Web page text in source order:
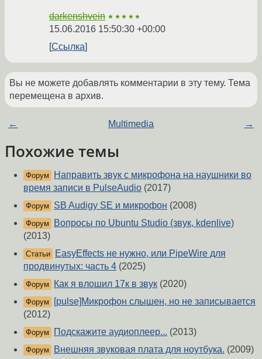
darkenshvein ★★★★★
15.06.2016 15:50:30 +00:00
Ссылка
Вы не можете добавлять комментарии в эту тему. Тема
перемещена в архив.
← Multimedia →
Похожие темы
Форум
Направить звук с микрофона на наушники во
время записи в PulseAudio (2017)
Форум SB Audigy SE и микрофон (2008)
Форум
Вопросы по Ubuntu Studio (звук, kdenlive)
(2013)
Статьи
EasyEffects не нужно, или PipeWire для
продвинутых: часть 4 (2025)
Форум Как я влошил 17к в звук (2020)
Форум
[pulse]Микрофон слышен, но не записывается
(2012)
Форум Подскажите аудиоплеер... (2013)
Форум Внешняя звуковая плата для ноутбука. (2009)